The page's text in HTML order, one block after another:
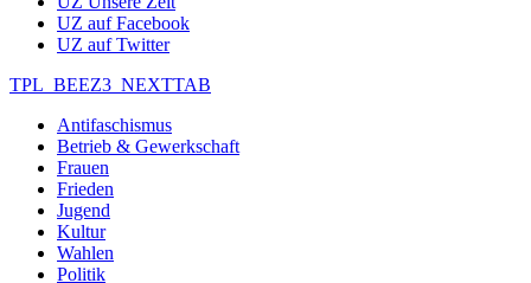
UZ auf Facebook
UZ auf Twitter
TPL_BEEZ3_NEXTTAB
Antifaschismus
Betrieb & Gewerkschaft
Frauen
Frieden
Jugend
Kultur
Wahlen
Politik